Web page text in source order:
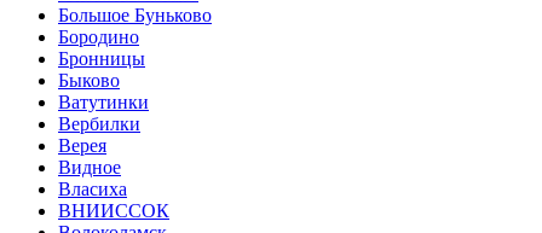
Большое Буньково
Бородино
Бронницы
Быково
Ватутинки
Вербилки
Верея
Видное
Власиха
ВНИИССОК